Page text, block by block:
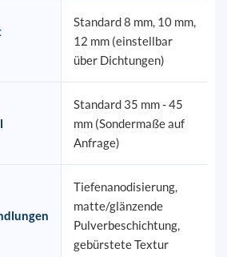
Standard 8 mm, 10 mm,
12 mm (einstellbar
über Dichtungen)
Standard 35 mm - 45
mm (Sondermaße auf
Anfrage)
Tiefenanodisierung,
matte/glänzende
Pulverbeschichtung,
gebürstete Textur